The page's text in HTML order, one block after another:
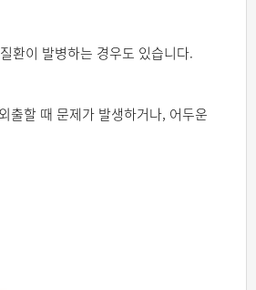
환이 발병하는 경우도 있습니다.
출할 때 문제가 발생하거나, 어두운